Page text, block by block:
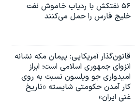
۵۶ نفتکش با ردیاب خاموش نفت
خلیج فارس را حمل می‌کنند
قانون‌گذار آمریکایی: پیمان مکه نشانه
انزوای جمهوری اسلامی است؛ ابراز
امیدواری جو ویلسون نسبت به روی
کار آمدن حکومتی شایسته «تاریخ
غنی ایران»